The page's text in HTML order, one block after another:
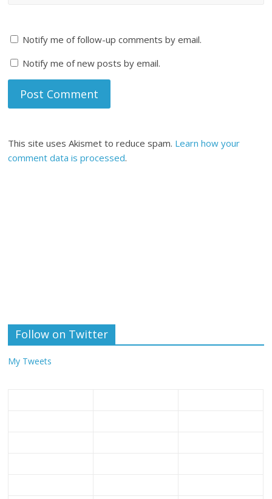
Notify me of follow-up comments by email.
Notify me of new posts by email.
This site uses Akismet to reduce spam. Learn how your
comment data is processed.
Follow on Twitter
My Tweets